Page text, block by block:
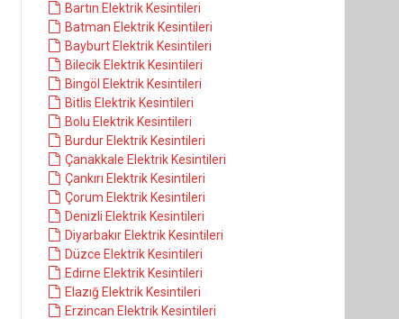
Bartın Elektrik Kesintileri
Batman Elektrik Kesintileri
Bayburt Elektrik Kesintileri
Bilecik Elektrik Kesintileri
Bingöl Elektrik Kesintileri
Bitlis Elektrik Kesintileri
Bolu Elektrik Kesintileri
Burdur Elektrik Kesintileri
Çanakkale Elektrik Kesintileri
Çankırı Elektrik Kesintileri
Çorum Elektrik Kesintileri
Denizli Elektrik Kesintileri
Diyarbakır Elektrik Kesintileri
Düzce Elektrik Kesintileri
Edirne Elektrik Kesintileri
Elazığ Elektrik Kesintileri
Erzincan Elektrik Kesintileri